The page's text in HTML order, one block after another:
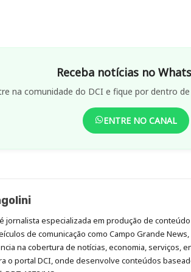
Receba notícias no
na comunidade do DCI e fique por dentro
ENTRE NO CANAL
jornalista especializada em produção de
de comunicação como Campo Grande
na cobertura de notícias, economia, serviços,
o portal DCI, onde desenvolve conteúdos